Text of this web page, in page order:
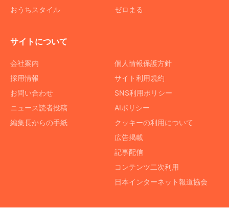
おうちスタイル
ゼロまる
サイトについて
会社案内
採用情報
お問い合わせ
ニュース読者投稿
編集長からの手紙
個人情報保護方針
サイト利用規約
SNS利用ポリシー
AIポリシー
クッキーの利用について
広告掲載
記事配信
コンテンツ二次利用
日本インターネット報道協会